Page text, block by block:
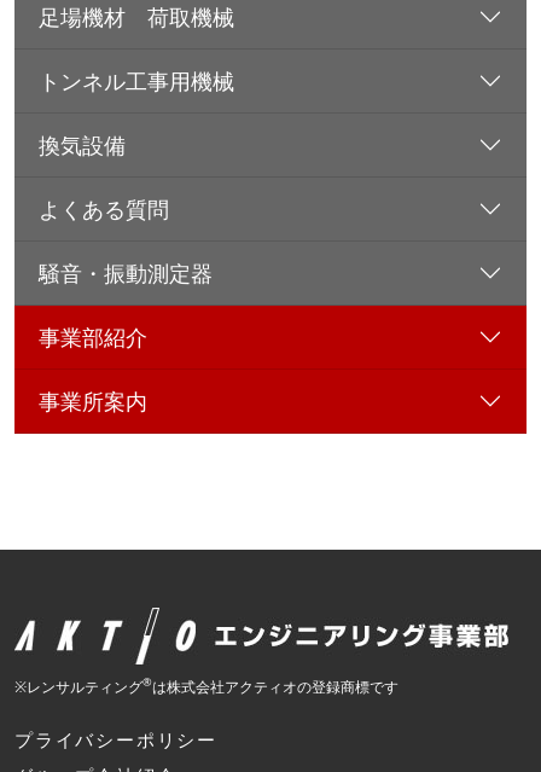
足場機材 荷取機械
トンネル工事用機械
換気設備
よくある質問
騒音・振動測定器
事業部紹介
事業所案内
※レンサルティング®は株式会社アクティオの登録商標です
プライバシーポリシー